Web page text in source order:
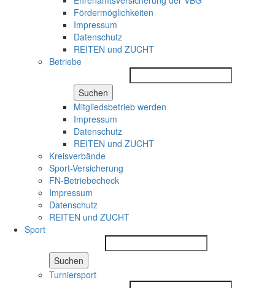
Fördermöglichkeiten
Impressum
Datenschutz
REITEN und ZUCHT
Betriebe
Suchen
Mitgliedsbetrieb werden
Impressum
Datenschutz
REITEN und ZUCHT
Kreisverbände
Sport-Versicherung
FN-Betriebecheck
Impressum
Datenschutz
REITEN und ZUCHT
Sport
Suchen
Turniersport